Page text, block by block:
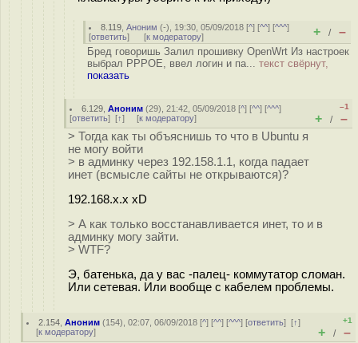
8.119 ,Аноним (-), 19:30, 05/09/2018 [^] [^^] [^^^]
[ответить] [к модератору] + / –
Бред говоришь Залил прошивку OpenWrt Из настроек
выбрал PPPOE, ввел логин и па... текст свёрнут,
показать
6.129 ,Аноним (29), 21:42, 05/09/2018 [^] [^^] [^^^]
[ответить] [↑] [к модератору]
–1
+ / –
> Тогда как ты объяснишь то что в Ubuntu я
не могу войти
> в админку через 192.158.1.1, когда падает
инет (всмысле сайты не открываются)?
192.168.x.x xD
> А как только восстанавливается инет, то и в
админку могу зайти.
> WTF?
Э, батенька, да у вас -палец- коммутатор сломан.
Или сетевая. Или вообще с кабелем проблемы.
2.154 ,Аноним (154), 02:07, 06/09/2018 [^] [^^] [^^^] [ответить][↑]
[к модератору]
+1
+ / –